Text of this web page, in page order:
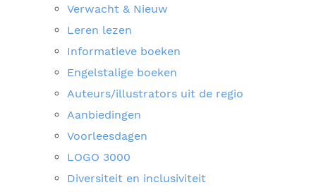
Verwacht & Nieuw
Leren lezen
Informatieve boeken
Engelstalige boeken
Auteurs/illustrators uit de regio
Aanbiedingen
Voorleesdagen
LOGO 3000
Diversiteit en inclusiviteit